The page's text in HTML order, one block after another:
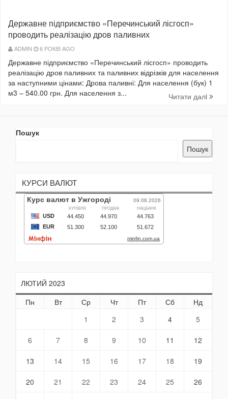
Державне підприємство «Перечинський лісгосп»
проводить реалізацію дров паливних
ADMIN 6 РОКІВ AGO
Державне підприємство «Перечинський лісгосп» проводить
реалізацію дров паливних та паливних відрізків для населення
за наступними цінами: Дрова паливні: Для населення (бук) 1
м3 – 540.00 грн. Для населення з...
Читати далi
Пошук
Пошук
КУРСИ ВАЛЮТ
ЛЮТИЙ 2023
Пн
Вт Ср Чт Пт Сб
Нд
1
2 3 4 5
6 7 8 9 10 11 12
13 14 15 16 17 18 19
20 21 22 23 24 25 26